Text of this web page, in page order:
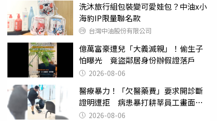
洗沐旅行組包裝變可愛娃包？中油x小
海豹IP限量聯名款
台灣中油股份有限公司
億萬富豪遭兒「大義滅親」！偷生子
怕曝光 竟盜鄰居身份辦假證落戶
2026-08-06
醫療暴力！「欠醫藥費」要求開診斷
證明遭拒 病患暴打耕莘員工畫面曝
光 2026-08-06